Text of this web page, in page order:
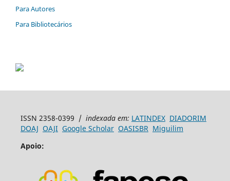
Para Autores
Para Bibliotecários
ISSN 2358-0399 / indexada em: LATINDEX DIADORIM
DOAJ OAJI Google Scholar OASISBR Miguilim
Apoio: